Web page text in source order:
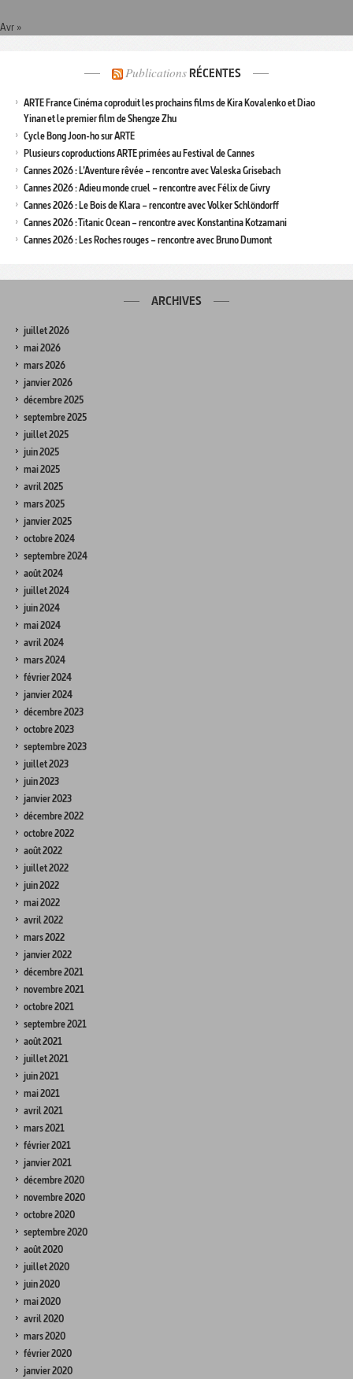
Avr »
Publications RÉCENTES
ARTE France Cinéma coproduit les prochains films de Kira Kovalenko et Diao
Yinan et le premier film de Shengze Zhu
Cycle Bong Joon-ho sur ARTE
Plusieurs coproductions ARTE primées au Festival de Cannes
Cannes 2026 : L’Aventure rêvée – rencontre avec Valeska Grisebach
Cannes 2026 : Adieu monde cruel – rencontre avec Félix de Givry
Cannes 2026 : Le Bois de Klara – rencontre avec Volker Schlöndorff
Cannes 2026 : Titanic Ocean – rencontre avec Konstantina Kotzamani
Cannes 2026 : Les Roches rouges – rencontre avec Bruno Dumont
ARCHIVES
juillet 2026
mai 2026
mars 2026
janvier 2026
décembre 2025
septembre 2025
juillet 2025
juin 2025
mai 2025
avril 2025
mars 2025
janvier 2025
octobre 2024
septembre 2024
août 2024
juillet 2024
juin 2024
mai 2024
avril 2024
mars 2024
février 2024
janvier 2024
décembre 2023
octobre 2023
septembre 2023
juillet 2023
juin 2023
janvier 2023
décembre 2022
octobre 2022
août 2022
juillet 2022
juin 2022
mai 2022
avril 2022
mars 2022
janvier 2022
décembre 2021
novembre 2021
octobre 2021
septembre 2021
août 2021
juillet 2021
juin 2021
mai 2021
avril 2021
mars 2021
février 2021
janvier 2021
décembre 2020
novembre 2020
octobre 2020
septembre 2020
août 2020
juillet 2020
juin 2020
mai 2020
avril 2020
mars 2020
février 2020
janvier 2020